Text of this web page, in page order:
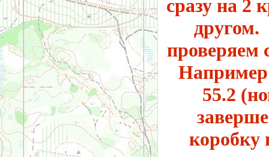
сразу на 2
другом.
проверяем
Например
55.2
коробку